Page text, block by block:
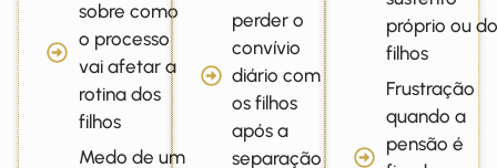
sobre como
o processo
vai afetar a
rotina dos
filhos
Medo de um
perder o
convívio
diário com
os filhos
após a
separação
próprio ou
filhos
Frustração
quando a
pensão é